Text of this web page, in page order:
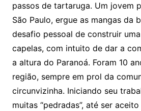
passos de tartaruga. Um jovem
São Paulo, ergue as mangas da
desafio pessoal de construir
capelas, com intuito de dar a
a altura do Paranoá. Foram 10
região, sempre em prol da
circunvizinha. Iniciando seu
muitas “pedradas”, até ser